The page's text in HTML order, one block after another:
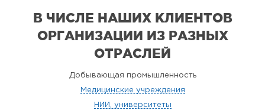
В ЧИСЛЕ НАШИХ КЛИЕНТОВ
ОРГАНИЗАЦИИ ИЗ РАЗНЫХ
ОТРАСЛЕЙ
Добывающая промышленность
Медицинские учреждения
НИИ, университеты